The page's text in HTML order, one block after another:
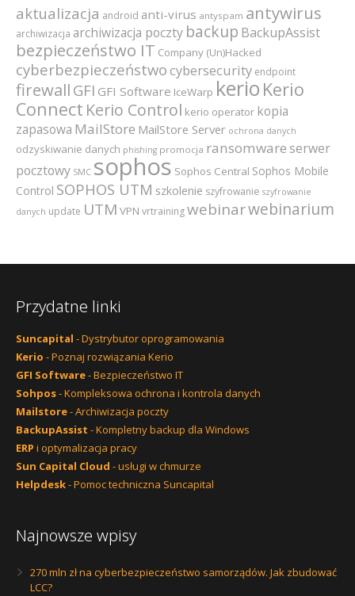
aktualizacja android anti-virus antyspam antywirus
archiwizacja archiwizacja poczty backup BackupAssist
bezpieczeństwo IT Company (Un)Hacked
cyberbezpieczeństwocybersecurity endpoint
firewall GFI GFI Software IceWarp kerio Kerio
Connect Kerio Control kerio operator kopia
zapasowa MailStore MailStore Server ochrona danych
odzyskiwanie danych phishing promocja ransomware serwer
pocztowy SMC sophos Sophos Central Sophos Mobile
Control SOPHOS UTM szkolenie szyfrowanie szyfrowanie
danych update UTM VPN vrtrainingwebinarwebinarium
Przydatne linki
Suncapital - Dystrybutor oprogramowania
Kerio - Poznaj rozwiązania Kerio
GFI Software- Bezpieczeństwo IT
Sohpos- Kompleksowa ochrona i kontrola danych
Mailstore- Archiwizacja poczty
BackupAssist - Kompletny backup dla Windows
ERP i optymalizacja pracy
Sun Capital Cloud - usługi w chmurze
Helpdesk- Pomoc techniczna Suncapital
Najnowsze wpisy
270 mln zł na cyberbezpieczeństwo samorządów. Jak zbudować
LCC?